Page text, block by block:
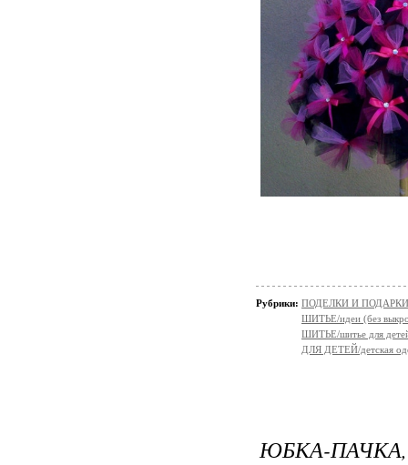
Рубрики: ПОДЕЛКИ И ПОДАРКИ
ШИТЬЕ/идеи (без
ШИТЬЕ/шитье для
ДЛЯ ДЕТЕЙ/детская
ЮБКА-ПАЧКА,